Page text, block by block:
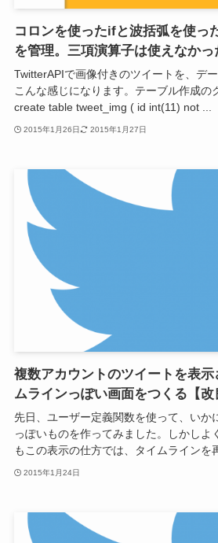
コロンを使ったifと波括弧を使っ
を管理。三項演算子は使えなか
TwitterAPIで画像付きのツイートを、デ
こんな感じになります。テーブル作成の
create table tweet_img ( id int(11) not ...
2015年1月26日 2015年1月27日
複数アカウントのツイートを表
ムラインっぽい画面をつくる【改
先日、ユーザー定義関数を使って、いか
っぽいものを作ってみました。しかしよ
もこの表示の仕方では、タイムラインを
2015年1月24日